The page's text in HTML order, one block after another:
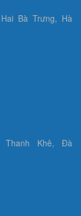
Bà Trưng, Hà
Khê, Đà